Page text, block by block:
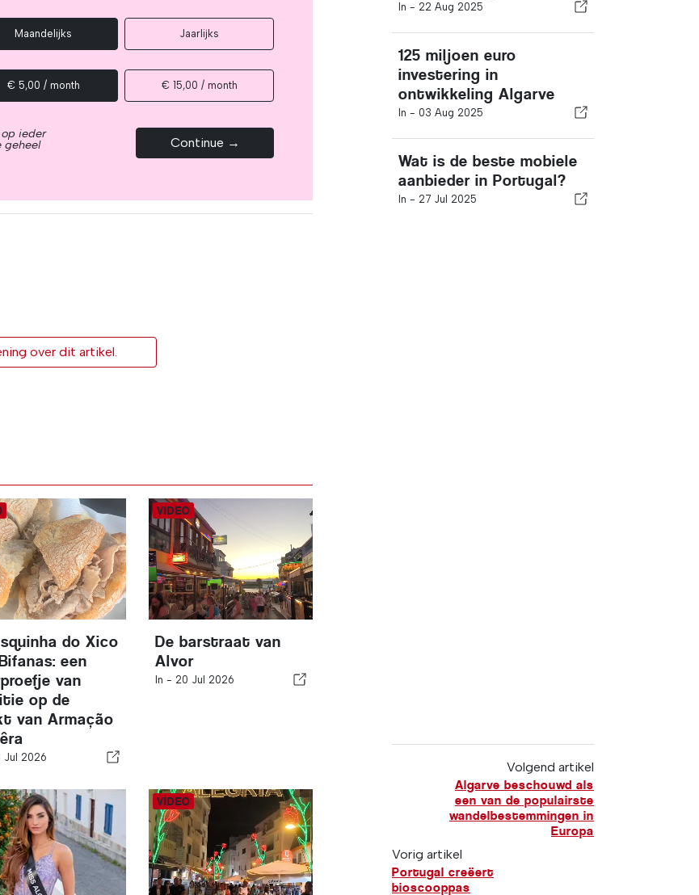
Maandelijks Jaarlijks
€ 5,00 / month € 15,00 / month
ieder
geheel Continue →
over dit artikel.
In - 22 Aug 2025
125 miljoen euro
investering in
ontwikkeling Algarve
In - 03 Aug 2025
Wat is de beste mobiele
aanbieder in Portugal?
In - 27 Jul 2025
do Xico
een
van
op de
van Armação
Jul 2026
De barstraat van
Alvor
In - 20 Jul 2026
Volgend artikel
Algarve beschouwd als
een van de populairste
wandelbestemmingen in
Europa
Vorig artikel
Portugal creëert
bioscooppas